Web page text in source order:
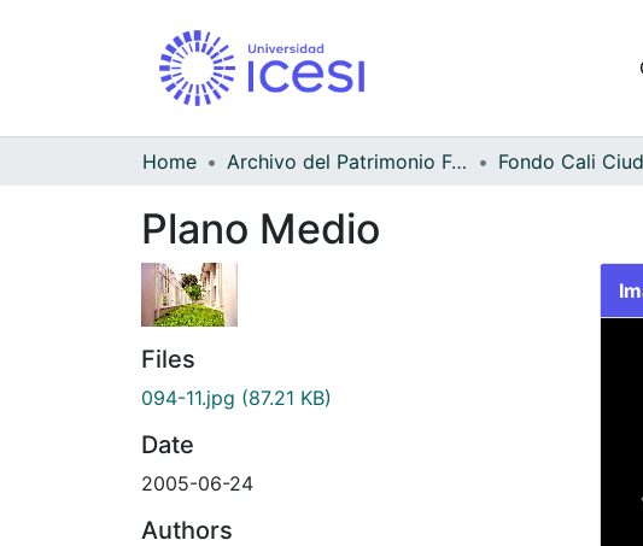
Home Archivo del Patrimonio Fotográfico y Fílmico del Valle del Cauca Fondo Cali
Plano Medio
Files
094-11.jpg (87.21 KB)
Date
2005-06-24
Authors